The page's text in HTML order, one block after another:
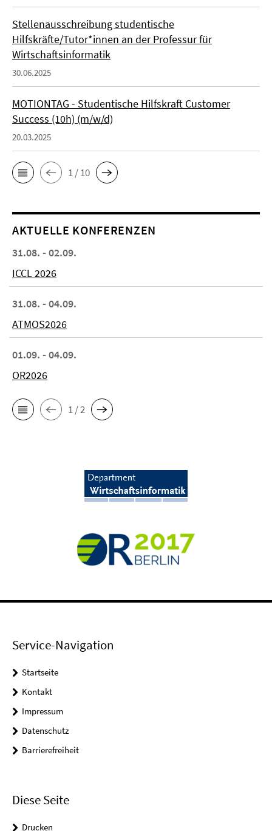
Stellenausschreibung studentische
Hilfskräfte/Tutor*innen an der Professur für
Wirtschaftsinformatik
30.06.2025
MOTIONTAG - Studentische Hilfskraft Customer
Success (10h) (m/w/d)
20.03.2025
1 / 10
AKTUELLE KONFERENZEN
31.08. - 02.09.
ICCL 2026
31.08. - 04.09.
ATMOS2026
01.09. - 04.09.
OR2026
1 / 2
Service-Navigation
Startseite
Kontakt
Impressum
Datenschutz
Barrierefreiheit
Diese Seite
Drucken